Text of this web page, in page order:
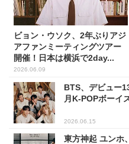
ビョン・ウソク、2年ぶりアジ
アファンミーティングツアー
開催！日本は横浜で2day...
2026.06.09
BTS、デビュー
月K-POPボーイ
2026.06.15
東方神起 ユンホ